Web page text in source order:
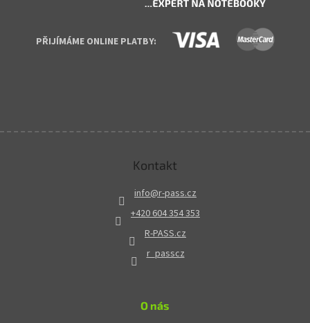
PŘIJÍMÁME ONLINE PLATBY:
Kontakt
info@r-pass.cz
+420 604 354 353
R-PASS.cz
r_passcz
O nás